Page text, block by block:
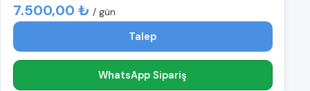
7.500,00 ₺ / gün
Talep
WhatsApp Sipariş